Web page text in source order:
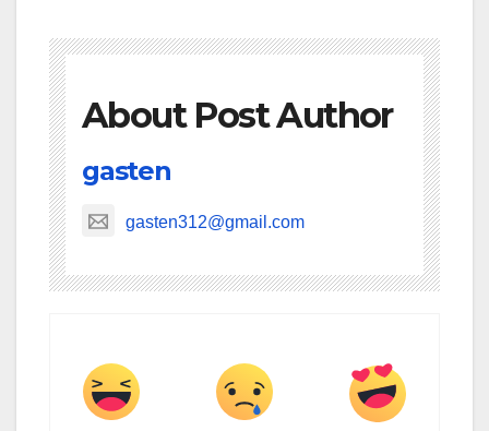
About Post Author
gasten
gasten312@gmail.com